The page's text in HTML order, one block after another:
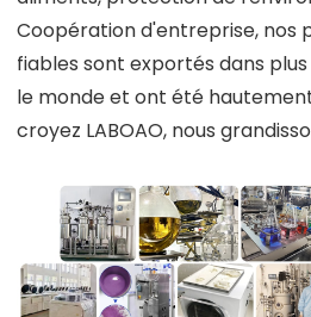
Coopération d'entreprise, nos
fiables sont exportés dans
le monde et ont été
croyez LABOAO, nous